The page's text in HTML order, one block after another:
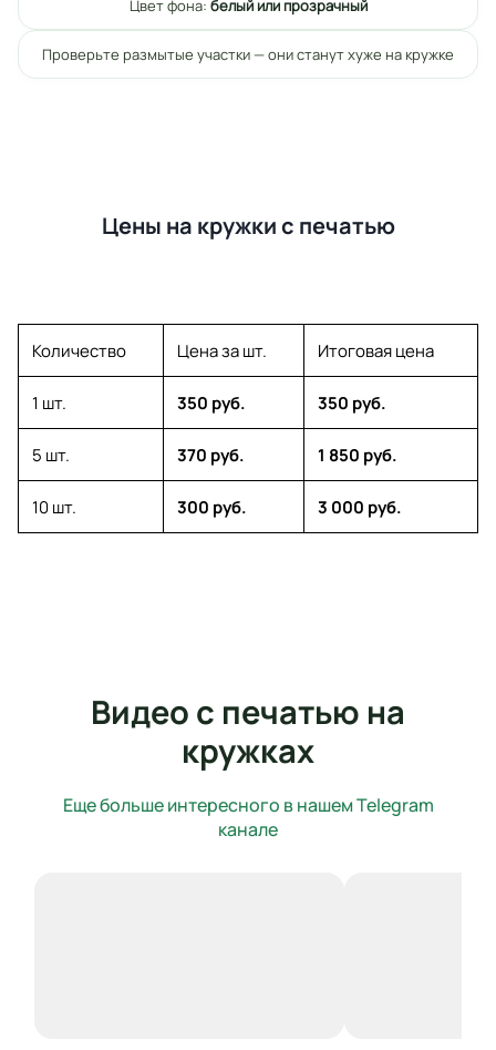
Цвет фона: белый или прозрачный
Проверьте размытые участки — они станут хуже на кружке
Цены на кружки с печатью
Количество Цена за шт. Итоговая цена
1 шт. 350 руб. 350 руб.
5 шт. 370 руб. 1 850 руб.
10 шт. 300 руб. 3 000 руб.
Видео с печатью на
кружках
Еще больше интересного в нашем Telegram
канале